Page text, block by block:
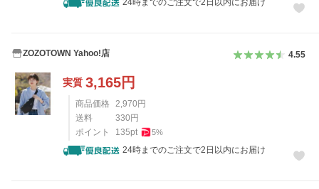
ZOZOTOWN Yahoo!店 4.55
実質 3,165円
商品価格 2,970 円
送料
330 円
ポイント
135pt 5%
24時までのご注文で2日以内にお届け